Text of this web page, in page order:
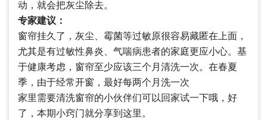
动，就会把灰尘除去。
专家建议：
窗帘挂久了，灰尘、霉菌等过敏原很容易藏匿在上面，
尤其是有过敏性鼻炎、气喘病患者的家庭更应小心。基
于健康考虑，窗帘至少应该三个月清洗一次。在春夏
季，由于经常开窗，最好每两个月洗一次
家里需要清洗窗帘的小伙伴们可以回家试一下哦，好
了，本期小窍门就分享到这里。